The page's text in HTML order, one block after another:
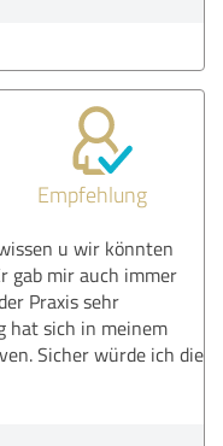
Empfehlung
u wir könnten
gab mir auch immer
Praxis sehr
hat sich in meinem
Sicher würde ich die